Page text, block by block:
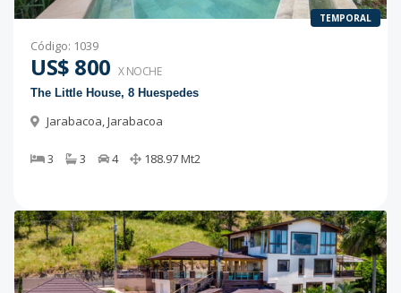
TEMPORAL
Código: 1039
US$ 800 X NOCHE
The Little House, 8 Huespedes
Jarabacoa,Jarabacoa
3 3 4 188.97Mt2